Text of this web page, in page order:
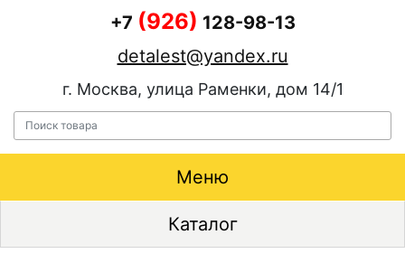
+7 (926) 128-98-13
detalest@yandex.ru
г. Москва, улица Раменки, дом 14/1
Меню
Каталог